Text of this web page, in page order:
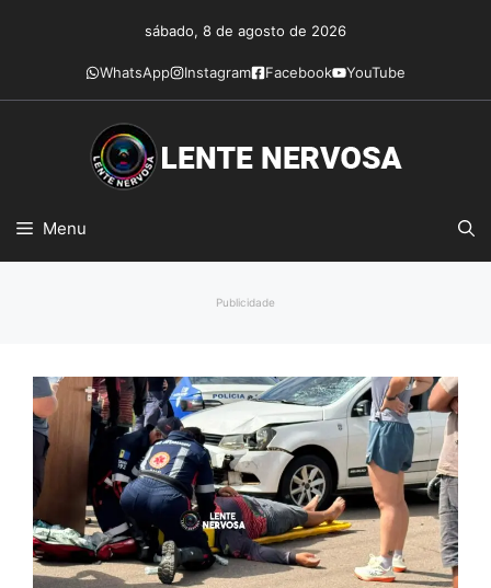
conteúdo
sábado, 8 de agosto de 2026
WhatsApp Instagram Facebook YouTube
Menu
Publicidade